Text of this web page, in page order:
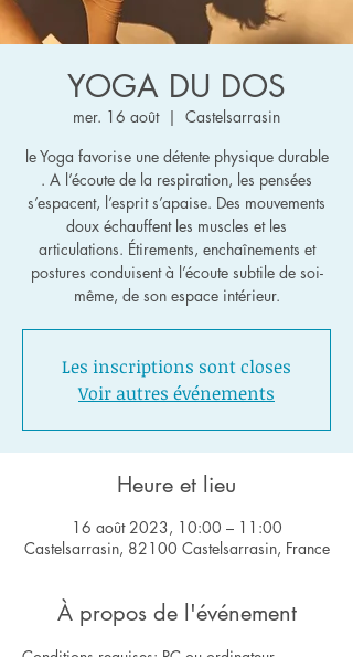
YOGA DU DOS
mer. 16 août
  |
Castelsarrasin
le Yoga favorise une détente physique durable
. A l’écoute de la respiration, les pensées
s’espacent, l’esprit s’apaise. Des mouvements
doux échauffent les muscles et les
articulations. Étirements, enchaînements et
postures conduisent à l’écoute subtile de soi-
même, de son espace intérieur.
Les inscriptions sont closes
Voir autres événements
Heure et lieu
16 août 2023, 10:00 – 11:00
Castelsarrasin, 82100 Castelsarrasin, France
À propos de l'événement